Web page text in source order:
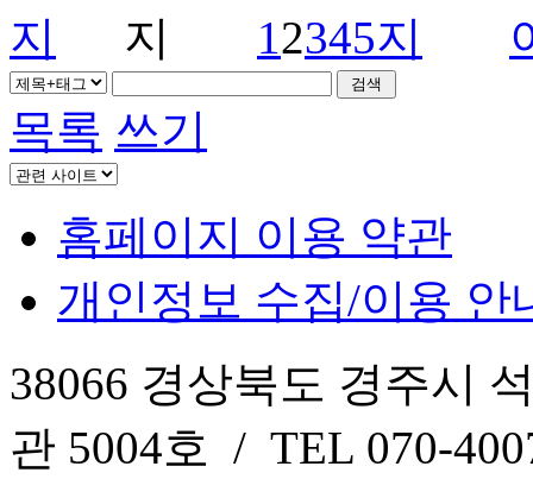
12345
목록 쓰기
홈페이지 이용 약관
개인정보 수집/이용 안
38066 경상북도 경주시
관 5004호 / TEL 070-